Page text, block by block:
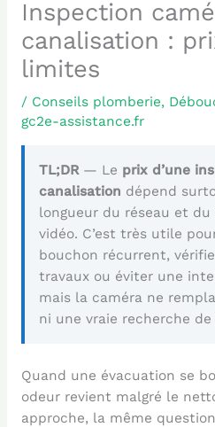
Inspection
canalisation :
limites
/ Conseils plomberie,
gc2e-assistance.fr
TL;DR— Le prix d’une
canalisation dépend
longueur du réseau et
vidéo. C’est très utile
bouchon récurrent,
travaux ou éviter une
mais la caméra ne
ni une vraie recherche
Quand une évacuation se
odeur revient malgré le
approche, la même